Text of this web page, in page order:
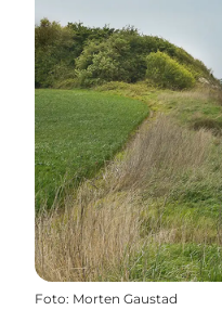
Foto: Morten Gaustad